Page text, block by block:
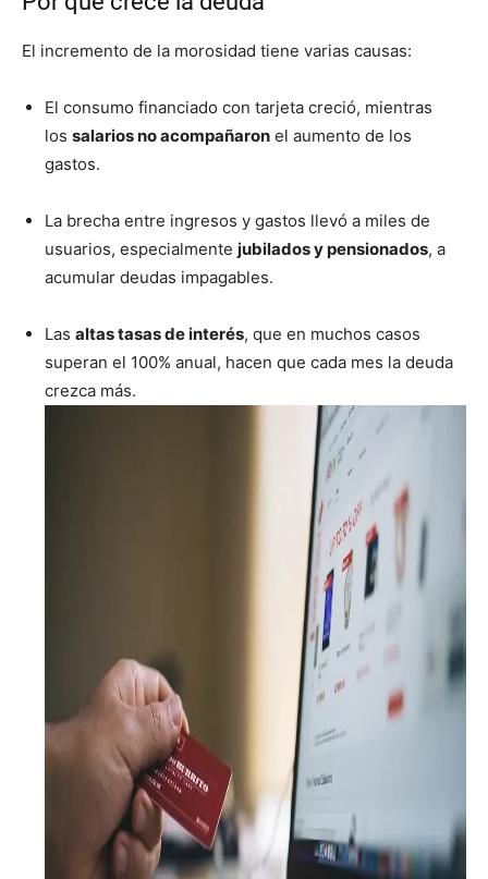
El incremento de la morosidad tiene varias causas:
El consumo financiado con tarjeta creció, mientras
los salarios no acompañaron el aumento de los
gastos.
La brecha entre ingresos y gastos llevó a miles de
usuarios, especialmente jubilados y pensionados, a
acumular deudas impagables.
Las altas tasas de interés, que en muchos casos
superan el 100% anual, hacen que cada mes la deuda
crezca más.